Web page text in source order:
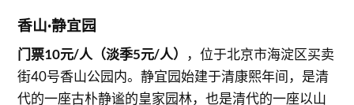
香山·静宜园
门票10元/人（淡季5元/人）
，位于北京市海淀区买卖
街40号香山公园内。静宜园始建于清康熙年间，是清
代的一座古朴静谧的皇家园林，也是清代的一座以山